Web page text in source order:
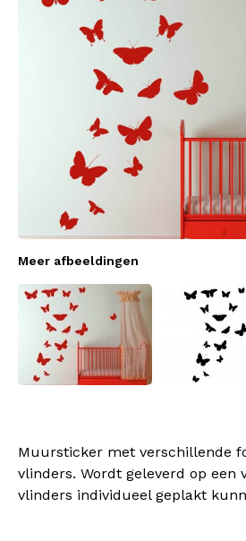
Meer afbeeldingen
Muursticker met verschillende
vlinders. Wordt geleverd op een
vlinders individueel geplakt